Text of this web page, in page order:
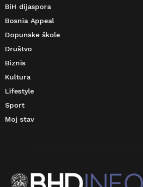
BiH dijaspora
Bosnia Appeal
Dopunske škole
Društvo
Biznis
Kultura
Lifestyle
Sport
Moj stav